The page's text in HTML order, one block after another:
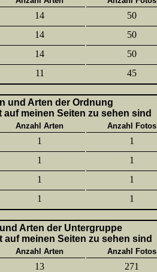
14 50
14 50
14 50
11 45
und Arten der Ordnung
meinen Seiten zu sehen sind
Anzahl Arten
Anzahl Fotos
1 1
1 1
1 1
1 1
Arten der Untergruppe
auf meinen Seiten zu sehen sind
Anzahl Arten
Anzahl Fotos
13 271